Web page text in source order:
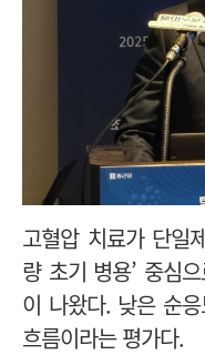
고혈압 치료가 단일
량 초기 병용’ 중심
이 나왔다. 낮은 순
흐름이라는 평가다.